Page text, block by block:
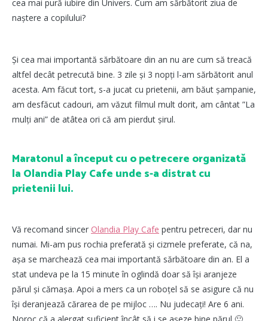
cea mai pură iubire din Univers. Cum am sărbătorit ziua de
naștere a copilului?
Și cea mai importantă sărbătoare din an nu are cum să treacă
altfel decât petrecută bine. 3 zile și 3 nopți l-am sărbătorit anul
acesta. Am făcut tort, s-a jucat cu prietenii, am băut șampanie,
am desfăcut cadouri, am văzut filmul mult dorit, am cântat ”La
mulți ani” de atâtea ori că am pierdut șirul.
Maratonul a început cu o petrecere organizată
la Olandia Play Cafe unde s-a distrat cu
prietenii lui.
Vă recomand sincer Olandia Play Cafe pentru petreceri, dar nu
numai. Mi-am pus rochia preferată și cizmele preferate, că na,
așa se marchează cea mai importantă sărbătoare din an. El a
stat undeva pe la 15 minute în oglindă doar să își aranjeze
părul și cămașa. Apoi a mers ca un roboțel să se asigure că nu
își deranjează cărarea de pe mijloc …. Nu judecați! Are 6 ani.